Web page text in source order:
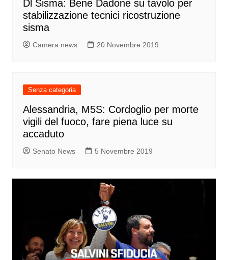
Dl Sisma: Bene Dadone su tavolo per
stabilizzazione tecnici ricostruzione
sisma
Camera news 20 Novembre 2019
Senza categoria
Alessandria, M5S: Cordoglio per morte
vigili del fuoco, fare piena luce su
accaduto
Senato News 5 Novembre 2019